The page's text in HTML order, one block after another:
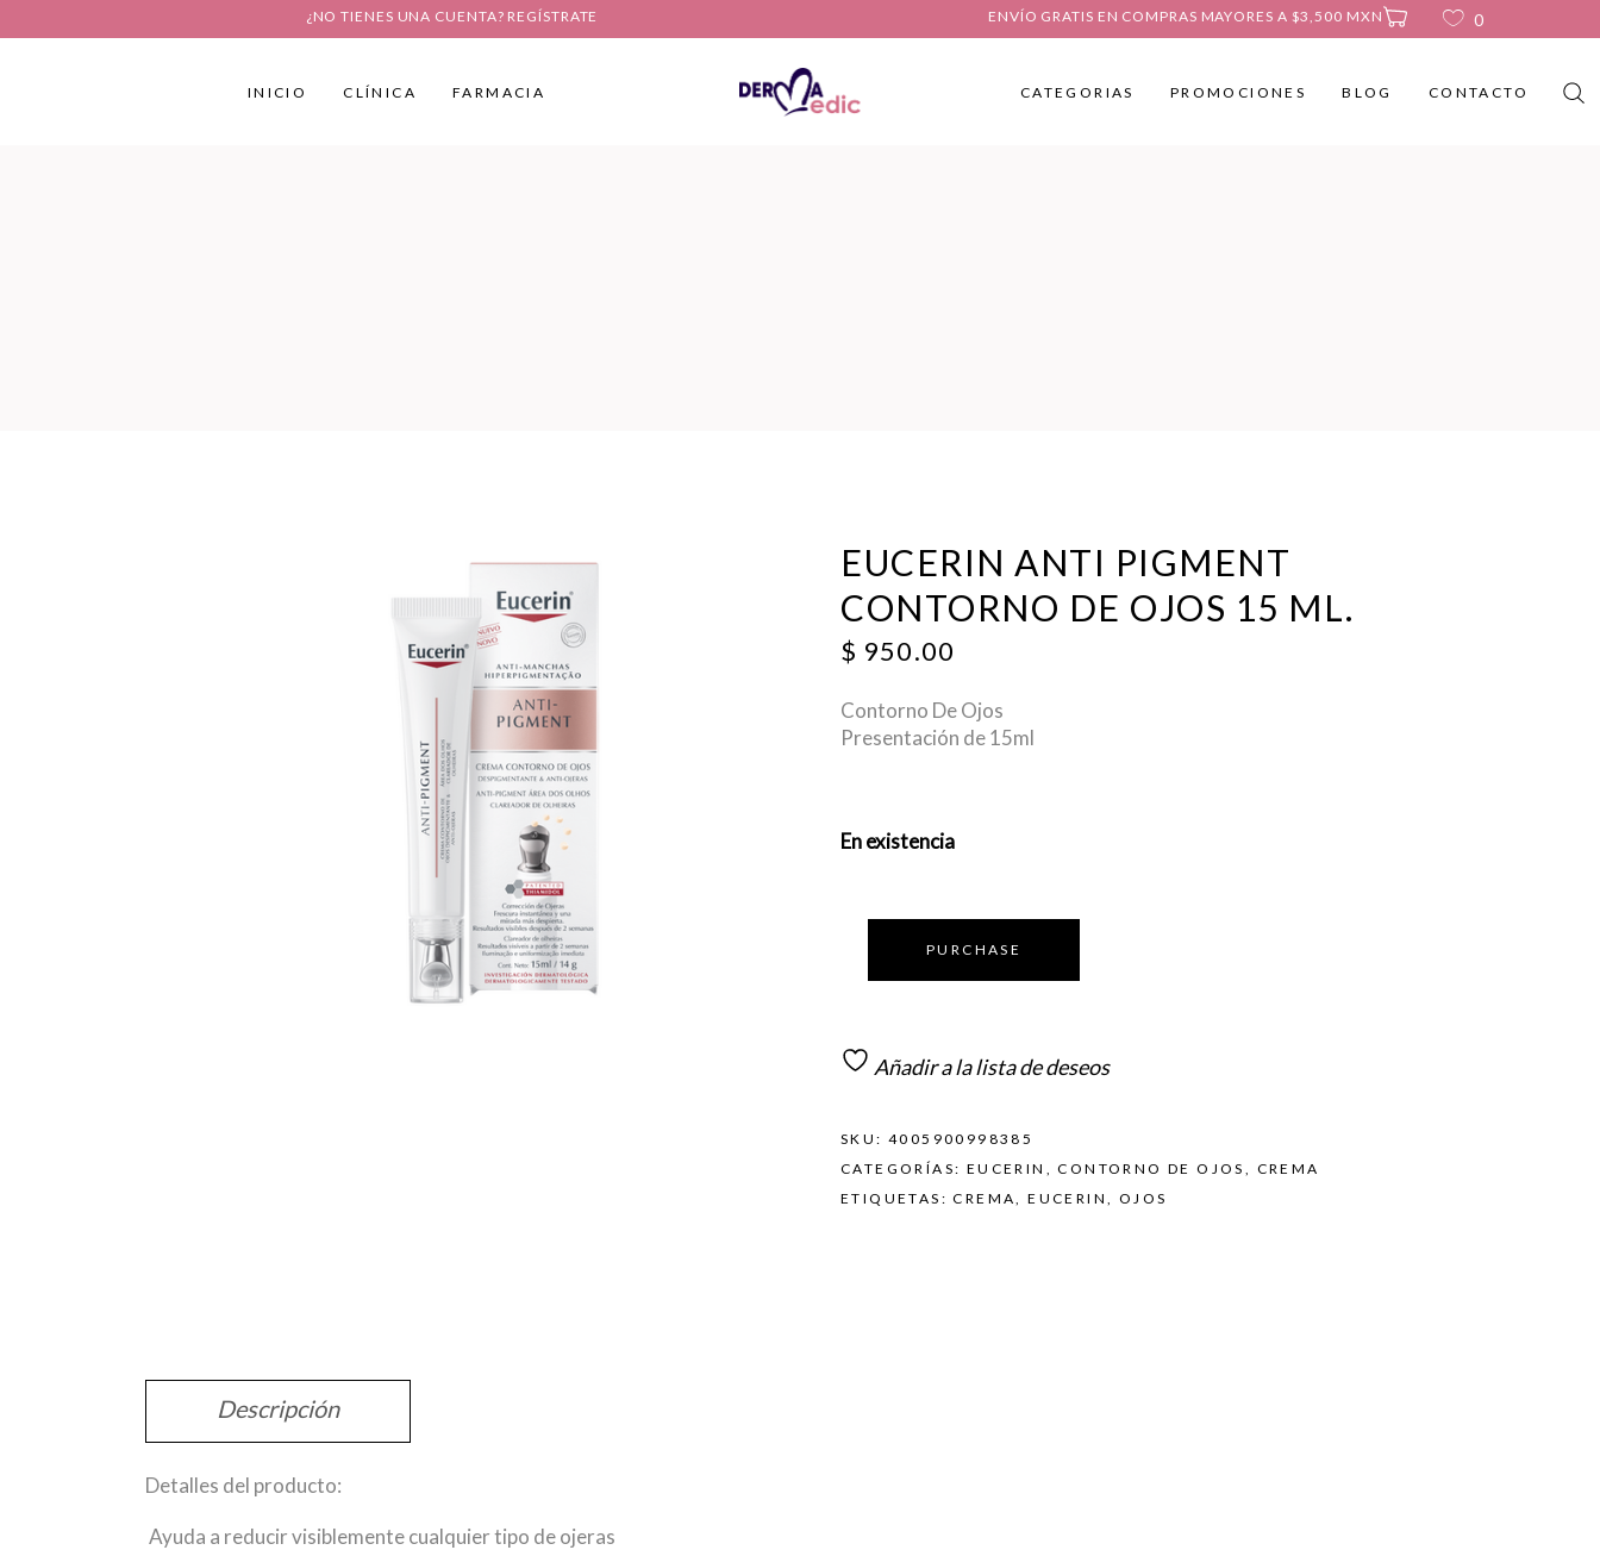
¿NO TIENES UNA CUENTA? REGÍSTRATE ENVÍO GRATIS EN COMPRAS MAYORES A $3,500 MXN
No products in the cart.
0
INICIO CLÍNICA FARMACIA CATEGORIAS PROMOCIONES BLOG CONTACTO
EUCERIN ANTI PIGMENT
CONTORNO DE OJOS 15 ML.
$ 950.00
Contorno De Ojos
Presentación de 15ml
En existencia
PURCHASE
Añadir a la lista de deseos
SKU: 4005900998385
CATEGORÍAS: EUCERIN ,CONTORNO DE OJOS , CREMA
ETIQUETAS:CREMA,EUCERIN, OJOS
Descripción
Detalles del producto:
Ayuda a reducir visiblemente cualquier tipo de ojeras